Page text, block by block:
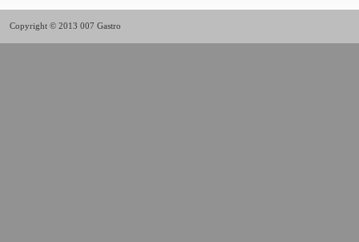
Copyright © 2013 007 Gastro